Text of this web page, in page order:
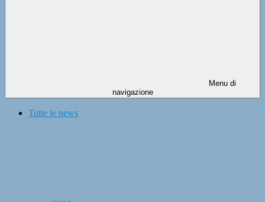
Menu di
navigazione
Tutte le news